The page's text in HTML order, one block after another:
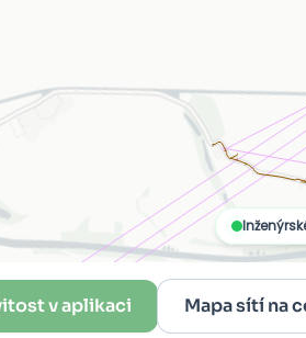
v aplikaci Mapa sítí na